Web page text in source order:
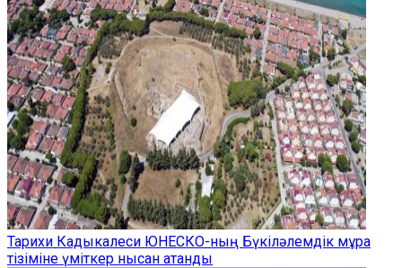
Тарихи Кадыкалеси ЮНЕСКО-ның Бүкіләлемдік мұра
тізіміне үміткер нысан атанды